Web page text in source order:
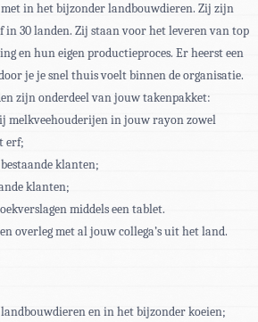
in het bijzonder landbouwdieren. Zij zijn
30 landen. Zij staan voor het leveren van top
en hun eigen productieproces. Er heerst een
je je snel thuis voelt binnen de organisatie.
zijn onderdeel van jouw takenpakket:
melkveehouderijen in jouw rayon zowel
erf;
klanten;
klanten;
middels een tablet.
overleg met al jouw collega’s uit het land.
en in het bijzonder koeien;